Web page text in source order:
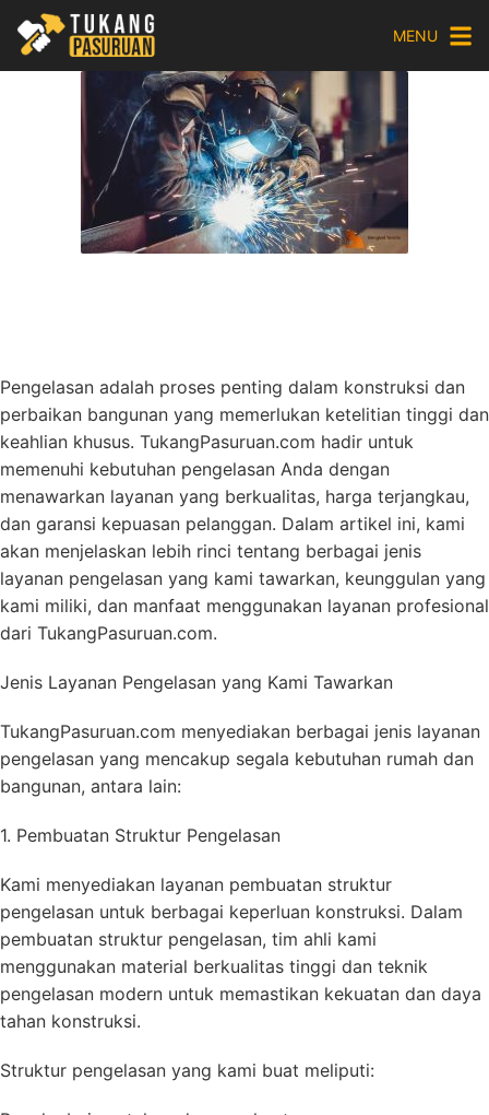
content
MENU
Pengelasan adalah proses penting dalam konstruksi dan
perbaikan bangunan yang memerlukan ketelitian tinggi dan
keahlian khusus. TukangPasuruan.com hadir untuk
memenuhi kebutuhan pengelasan Anda dengan
menawarkan layanan yang berkualitas, harga terjangkau,
dan garansi kepuasan pelanggan. Dalam artikel ini, kami
akan menjelaskan lebih rinci tentang berbagai jenis
layanan pengelasan yang kami tawarkan, keunggulan yang
kami miliki, dan manfaat menggunakan layanan profesional
dari TukangPasuruan.com.
Jenis Layanan Pengelasan yang Kami Tawarkan
TukangPasuruan.com menyediakan berbagai jenis layanan
pengelasan yang mencakup segala kebutuhan rumah dan
bangunan, antara lain:
1. Pembuatan Struktur Pengelasan
Kami menyediakan layanan pembuatan struktur
pengelasan untuk berbagai keperluan konstruksi. Dalam
pembuatan struktur pengelasan, tim ahli kami
menggunakan material berkualitas tinggi dan teknik
pengelasan modern untuk memastikan kekuatan dan daya
tahan konstruksi.
Struktur pengelasan yang kami buat meliputi: